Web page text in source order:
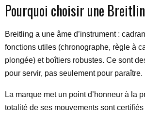
Pourquoi choisir une
Breitling a une âme d’instrument :
fonctions utiles (chronographe, règle à
plongée) et boîtiers robustes. Ce sont
pour servir, pas seulement pour paraître.
La marque met un point d’honneur à la
totalité de ses mouvements sont